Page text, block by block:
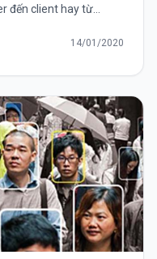
đến client hay từ
14/01/2020